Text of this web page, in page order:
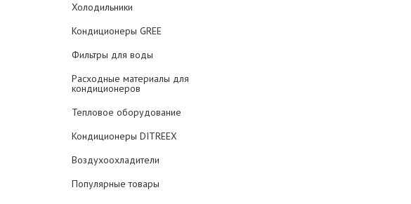
Холодильники
Кондиционеры GREE
Фильтры для воды
Расходные материалы для
кондиционеров
Тепловое оборудование
Кондиционеры DITREEX
Воздухоохладители
Популярные товары